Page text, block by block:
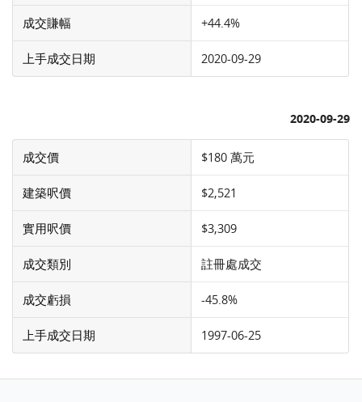
成交賺幅 +44.4%
上手成交日期 2020-09-29
2020-09-29
成交價 $180 萬元
建築呎價 $2,521
實用呎價 $3,309
成交類別 註冊處成交
成交虧損 -45.8%
上手成交日期 1997-06-25